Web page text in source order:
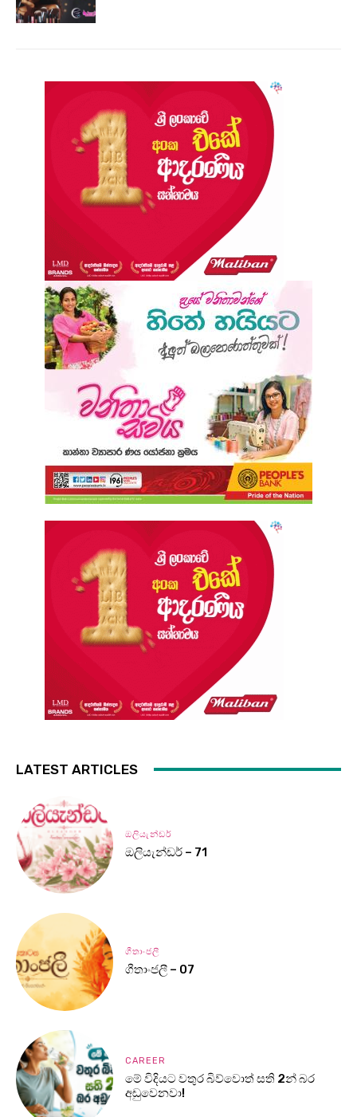
LATEST ARTICLES
ඔලියැන්ඩර්
ඔලියැන්ඩර් – 71
ගීතාංජලී
ගීතාංජලී – 07
CAREER
මේ විදියට වතුර බිව්වොත් සති 2න් බර
අඩුවෙනවා!